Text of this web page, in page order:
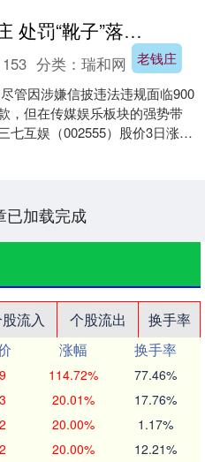
老钱庄 处罚“靴子”落地 三七互娱股价3日涨停
老钱庄
153 分类：瑞和网
管因涉嫌信披违法违规面临900
，但在传媒娱乐板块的强势带
七互娱（002555）股价3日涨
已加载完成
流入 个股流出
换手率
涨幅
换手率
114.72% 77.46%
20.01% 17.76%
20.00% 1.17%
20.00% 12.21%